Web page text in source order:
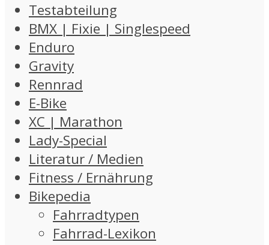
Testabteilung
BMX | Fixie | Singlespeed
Enduro
Gravity
Rennrad
E-Bike
XC | Marathon
Lady-Special
Literatur / Medien
Fitness / Ernährung
Bikepedia
Fahrradtypen
Fahrrad-Lexikon